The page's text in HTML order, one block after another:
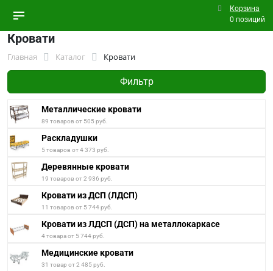
Корзина
0 позиций
Кровати
Главная Каталог Кровати
Фильтр
Металлические кровати
89 товаров от 505 руб.
Раскладушки
5 товаров от 4 373 руб.
Деревянные кровати
19 товаров от 2 936 руб.
Кровати из ДСП (ЛДСП)
11 товаров от 5 744 руб.
Кровати из ЛДСП (ДСП) на металлокаркасе
4 товара от 5 744 руб.
Медицинские кровати
31 товар от 2 485 руб.